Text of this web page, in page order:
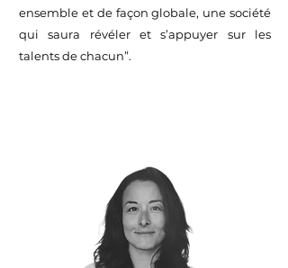
ensemble et de façon globale, une société
qui saura révéler et s’appuyer sur les
talents de chacun”.